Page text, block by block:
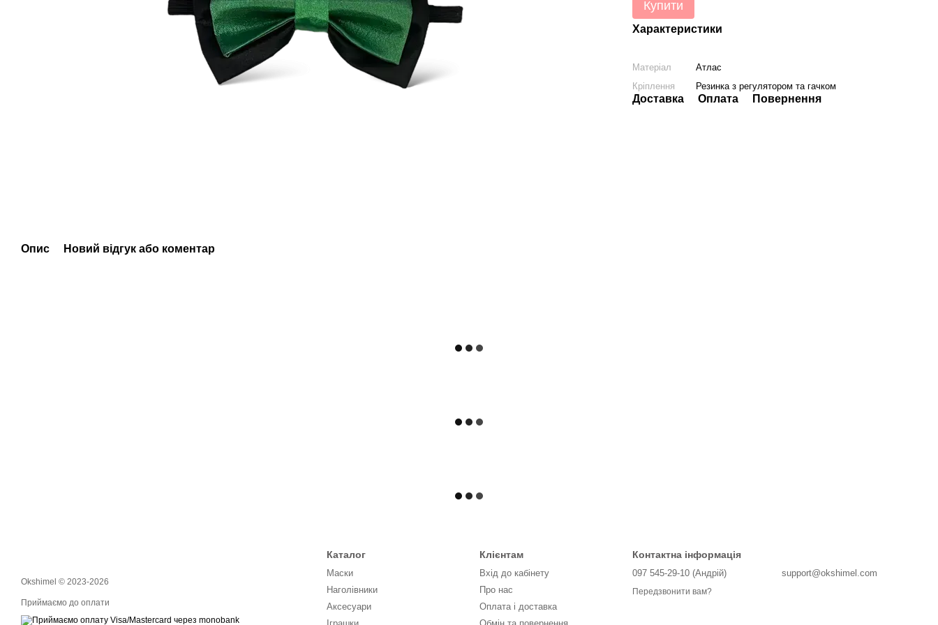
Опис Новий відгук або коментар
Купити
Характеристики
Матеріал
Атлас
Кріплення
Резинка з регулятором та гачком
Доставка Оплата Повернення
Okshimel © 2023-2026
Приймаємо до оплати
Каталог
Маски
Наголівники
Аксесуари
Клієнтам
Вхід до кабінету
Про нас
Оплата і доставка
Контактна інформація
097 545-29-10 (Андрій)
Передзвонити вам?
support@okshimel.com